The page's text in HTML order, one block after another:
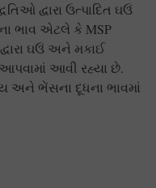
દ્વારા ઉત્પાદિત ઘઉં
ભાવ એટલે કે MSP
ઘઉં અને મકાઈ
આવી રહ્યા છે.
અને ભેંસના દૂધના ભાવમાં